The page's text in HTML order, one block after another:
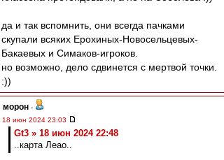
да и так вспомнить, они всегда пачками
скупали всяких Ерохиных-Новосельцевых-
Бакаевых и Симаков-игроков.
но возможно, дело сдвинется с мертвой точки.
:))
морон -
18 июн 2024 23:03
Gt3 » 18 июн 2024 22:48
..карта Леао..